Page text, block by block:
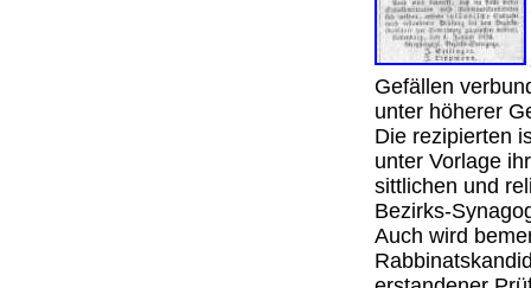
Gefällen
unter höherer
Die rezipierten
unter Vorlage
sittlichen und
Bezirks-
Auch wird